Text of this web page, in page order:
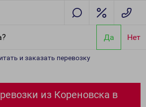
Да Нет
и заказать перевозку
из Кореновска в